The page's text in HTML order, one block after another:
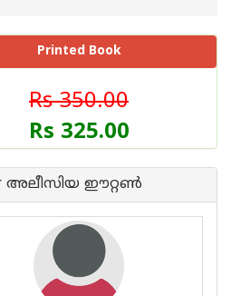
Printed Book
Rs 350.00
Rs 325.00
അലീസിയ ഈറ്റണ്‍